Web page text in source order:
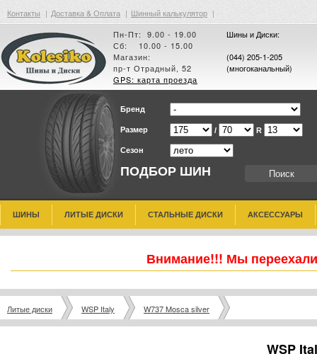
Контакты | Доставка & Оплата | Шинный калькулятор |
Пн-Пт: 9.00 - 19.00
Сб: 10.00 - 15.00
Магазин:
пр-т Отрадный, 52
GPS: карта проезда
Шины и Диски:
(044) 205-1-205
(многоканальный)
ПОДБОР ШИН
Бренд
Размер / R
Сезон
ШИНЫ ЛИТЫЕ ДИСКИ СТАЛЬНЫЕ ДИСКИ АКСЕССУАРЫ
Внимание!!! Мы
Литые диски WSP Italy W737 Mosca silver
WSP